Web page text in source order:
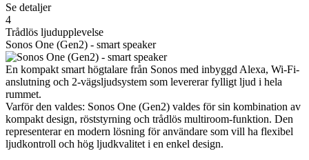
Se detaljer
4
Trådlös ljudupplevelse
Sonos One (Gen2) - smart speaker
En kompakt smart högtalare från Sonos med inbyggd Alexa, Wi-Fi-
anslutning och 2-vägsljudsystem som levererar fylligt ljud i hela
rummet.
Varför den valdes: Sonos One (Gen2) valdes för sin kombination av
kompakt design, röststyrning och trådlös multiroom-funktion. Den
representerar en modern lösning för användare som vill ha flexibel
ljudkontroll och hög ljudkvalitet i en enkel design.